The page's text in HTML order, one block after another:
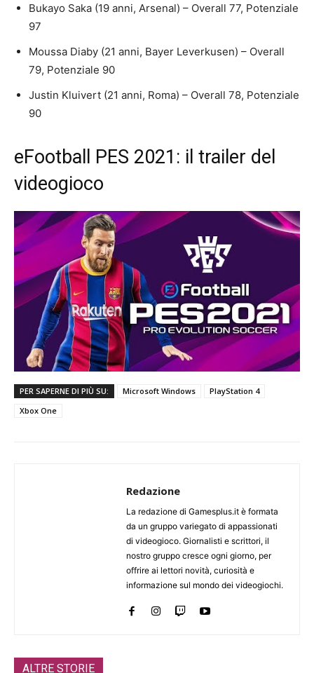
Bukayo Saka (19 anni, Arsenal) – Overall 77, Potenziale
97
Moussa Diaby (21 anni, Bayer Leverkusen) – Overall
79, Potenziale 90
Justin Kluivert (21 anni, Roma) – Overall 78, Potenziale
90
eFootball PES 2021: il trailer del
videogioco
PER SAPERNE DI PIÙ SU: Microsoft Windows
PlayStation 4
Xbox One
Redazione
La redazione di Gamesplus.it è formata
da un gruppo variegato di appassionati
di videogioco. Giornalisti e scrittori, il
nostro gruppo cresce ogni giorno, per
offrire ai lettori novità, curiosità e
informazione sul mondo dei videogiochi.
ALTRE STORIE